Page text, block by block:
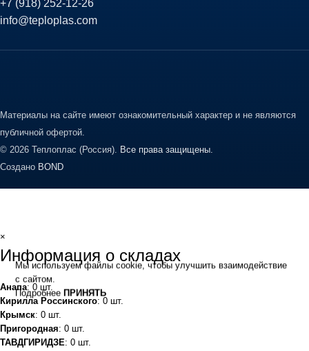
+7 (918) 252-12-26
info@teploplas.com
Материалы на сайте имеют ознакомительный характер и не являются
публичной офертой.
© 2026 Теплоплас (Россия). Все права защищены.
Создано BOND
Мы используем файлы cookie, чтобы улучшить взаимодействие
с сайтом.
Подробнее ПРИНЯТЬ
×
Информация о складах
Анапа: 0 шт.
Кирилла Россинского: 0 шт.
Крымск: 0 шт.
Пригородная: 0 шт.
ТАВДГИРИДЗЕ: 0 шт.